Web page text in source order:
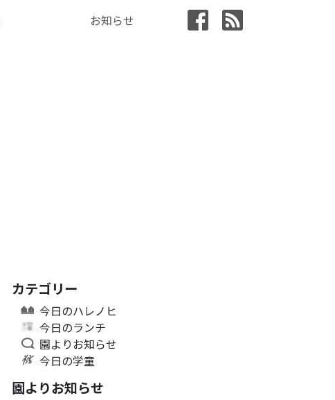
お知らせ
カテゴリー
今日のハレノヒ
今日のランチ
園よりお知らせ
今日の学童
園よりお知らせ